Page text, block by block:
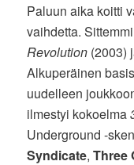
Paluun aika koitti
vaihdetta.
Revolution (2003)
Alkuperäinen
uudelleen
ilmestyi kokoelma
Underground -
Syndicate,Three